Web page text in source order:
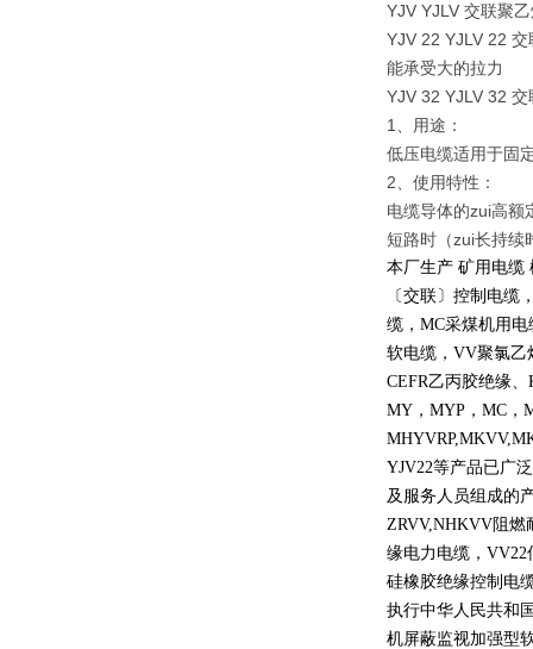
YJV YJLV 交联聚
YJV 22 YJLV 22
能承受大的拉力
YJV 32 YJLV 32
1、用途：
低压电缆适用于固
2、使用特性：
电缆导体的zui高
短路时（zui长持续
本厂生产 矿用电缆
〔交联〕控制电缆
缆， MC采煤机用电
软电缆， VV聚氯乙
CEFR乙丙胶绝缘、
MY ， MYP ， MC ，
YJV22等产品已广
及服务人员组成的
ZRVV,NHKVV阻燃
缘电力电缆， VV22
硅橡胶绝缘控制电
执行中华人民共和
机屏蔽监视加强型